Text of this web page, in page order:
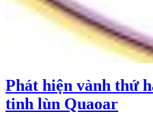
Phát hiện vành thứ
tinh lùn Quaoar